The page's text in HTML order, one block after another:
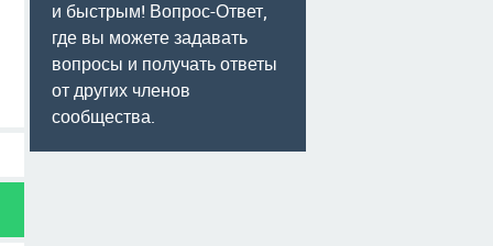
и быстрым! Вопрос-Ответ,
где вы можете задавать
вопросы и получать ответы
от других членов
сообщества.